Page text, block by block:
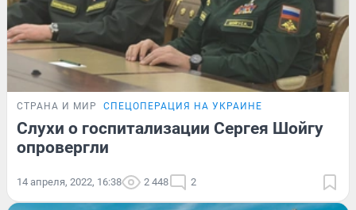
СТРАНА И МИР СПЕЦОПЕРАЦИЯ НА УКРАИНЕ
Слухи о госпитализации Сергея Шойгу
опровергли
14 апреля, 2022, 16:38 2 448 2